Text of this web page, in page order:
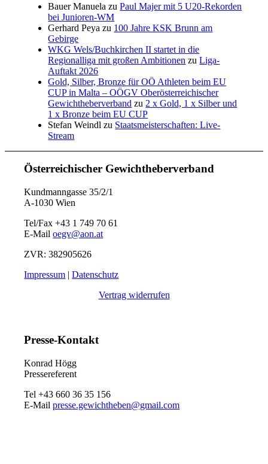
Bauer Manuela zuPaul Majer mit 5 U20-Rekorden
bei Junioren-WM
Gerhard Peya zu 100 Jahre KSK Brunn am
Gebirge
WKG Wels/Buchkirchen II startet in die
Regionalliga mit großen Ambitionen zuLiga-
Auftakt 2026
Gold, Silber, Bronze für OÖ Athleten beim EU
CUP in Malta – OÖGV Oberösterreichischer
Gewichtheberverband zu 2 x Gold, 1 x Silber und
1 x Bronze beim EU CUP
Stefan Weindl zu Staatsmeisterschaften: Live-
Stream
Österreichischer Gewichtheberverband
Kundmanngasse 35/2/1
A-1030 Wien
Tel/Fax +43 1 749 70 61
E-Mailoegv@aon.at
ZVR: 382905626
Impressum |Datenschutz
Vertrag widerrufen
Presse-Kontakt
Konrad Högg
Pressereferent
Tel +43 660 36 35 156
E-Mailpresse.gewichtheben@gmail.com